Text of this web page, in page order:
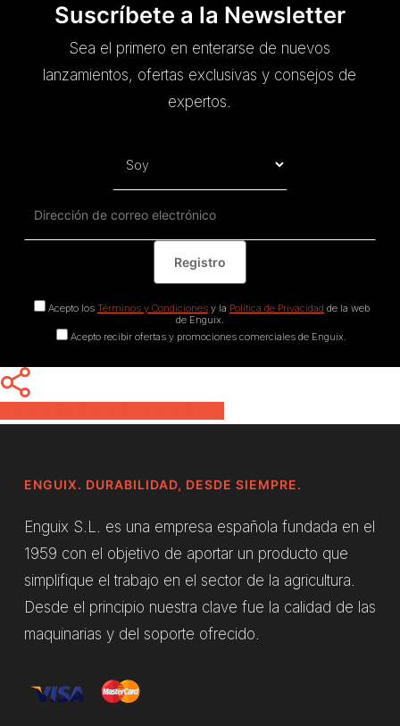
Suscríbete a la Newsletter
Sea el primero en enterarse de nuevos
lanzamientos, ofertas exclusivas y consejos de
expertos.
Acepto los Términos y Condicionesy la Política de Privacidad de la web
de Enguix.
Acepto recibir ofertas y promociones comerciales de Enguix.
ENGUIX. DURABILIDAD, DESDE SIEMPRE.
Enguix S.L. es una empresa española fundada en el
1959 con el objetivo de aportar un producto que
simplifique el trabajo en el sector de la agricultura.
Desde el principio nuestra clave fue la calidad de las
maquinarias y del soporte ofrecido.